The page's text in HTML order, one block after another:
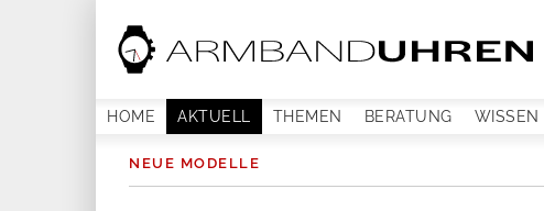
HOME AKTUELL THEMEN BERATUNG WISSEN
NEUE MODELLE